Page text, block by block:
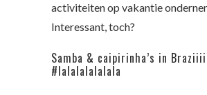
activiteiten op vakantie
Interessant, toch?
Samba & caipirinha’s in
#lalalalalalala